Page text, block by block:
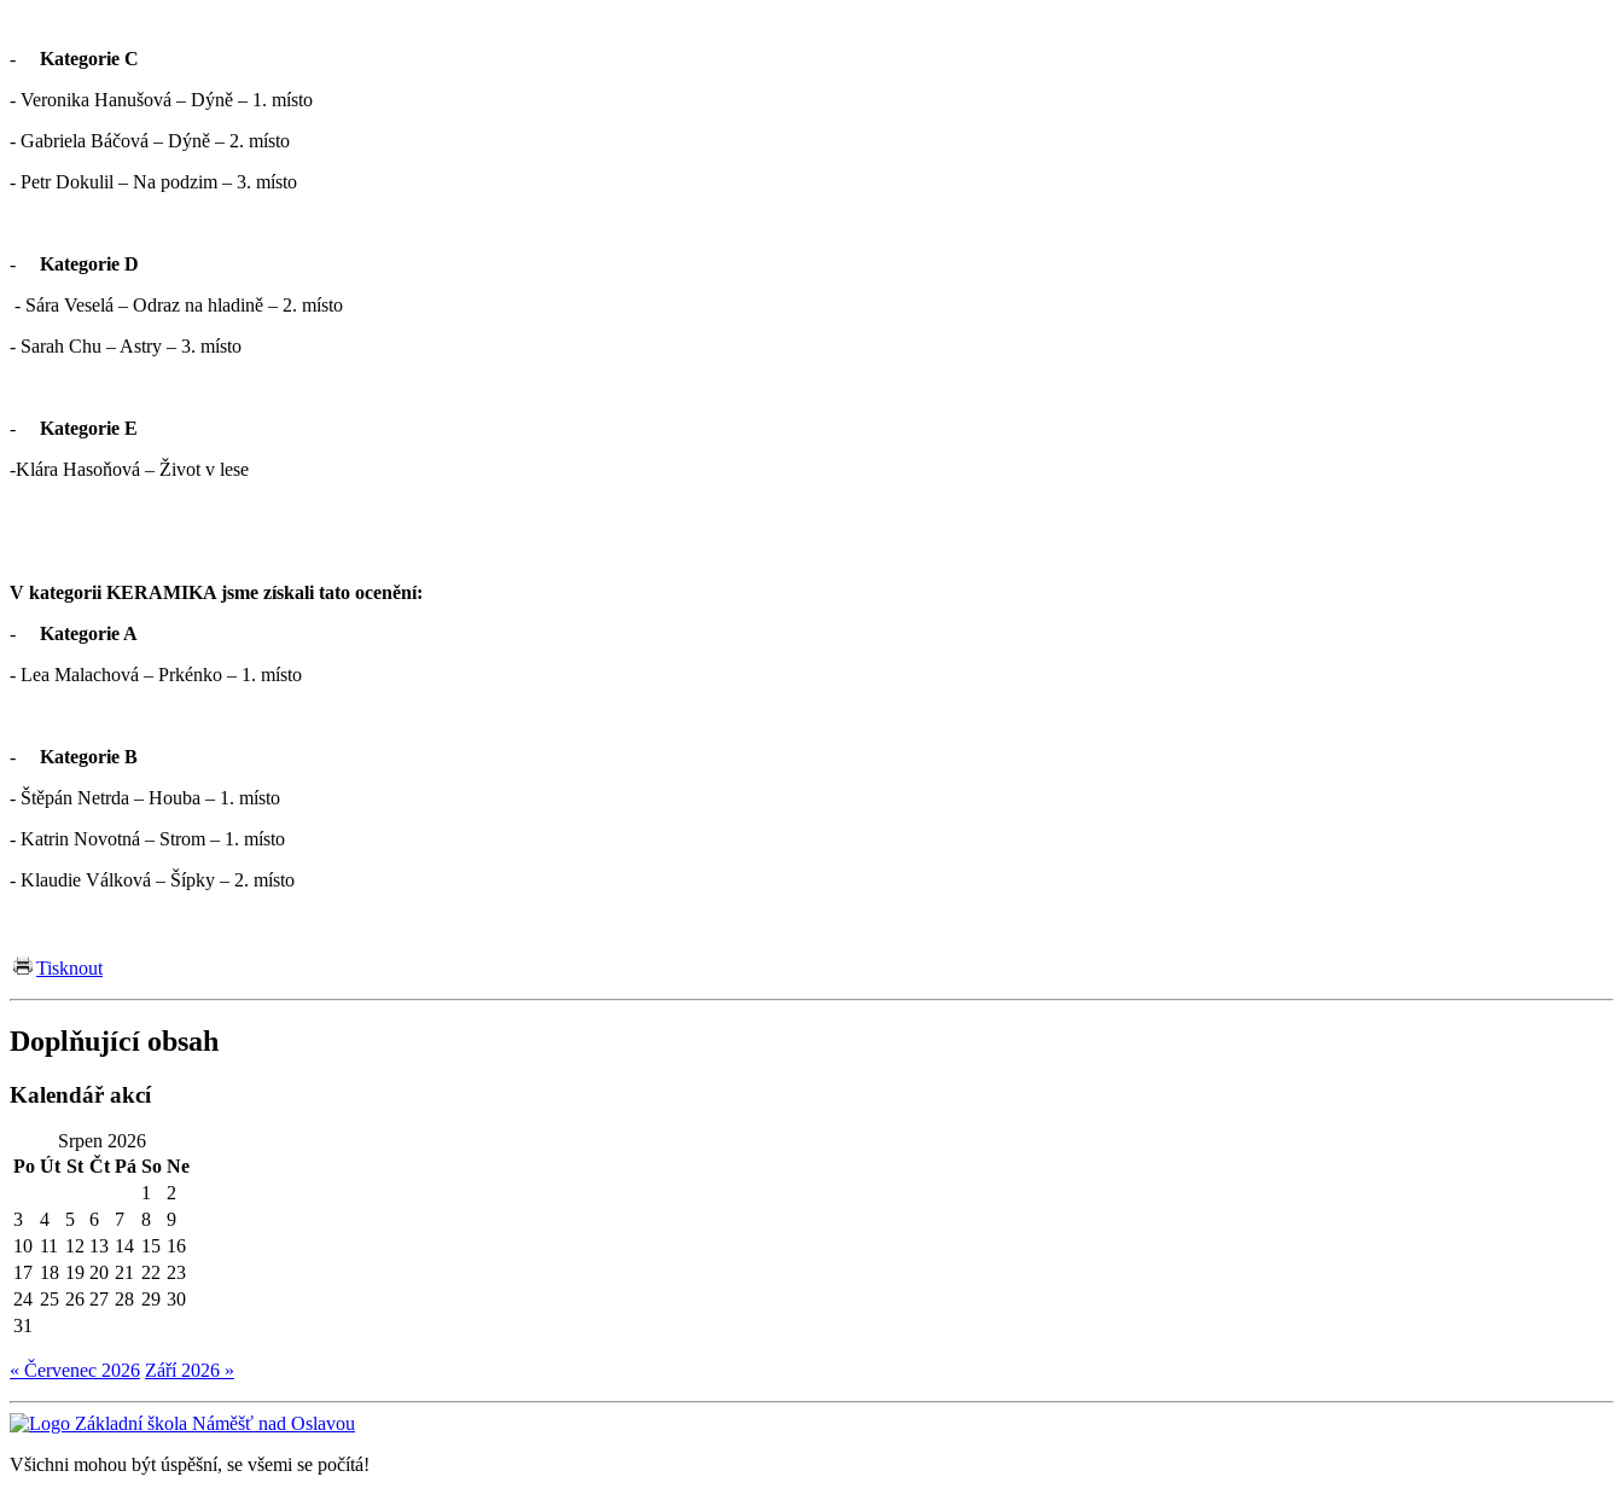
-
Kategorie C
- Veronika Hanušová – Dýně – 1. místo
- Gabriela Báčová – Dýně – 2. místo
- Petr Dokulil – Na podzim – 3. místo
-
Kategorie D
- Sára Veselá – Odraz na hladině – 2. místo
- Sarah Chu – Astry – 3. místo
-
Kategorie E
-Klára Hasoňová – Život v lese
V kategorii KERAMIKA jsme získali tato ocenění:
-
Kategorie A
- Lea Malachová – Prkénko – 1. místo
-
Kategorie B
- Štěpán Netrda – Houba – 1. místo
- Katrin Novotná – Strom – 1. místo
- Klaudie Válková – Šípky – 2. místo
Tisknout
Doplňující obsah
Kalendář akcí
Srpen 2026
Po Út St Čt Pá So Ne
1
2
3
4 5 6 7 8
9
10 11 12 13 14 15 16
17 18 19 20 21 22 23
24 25 26 27 28 29 30
31
« Červenec 2026 Září 2026 »
Všichni mohou být úspěšní, se všemi se počítá!